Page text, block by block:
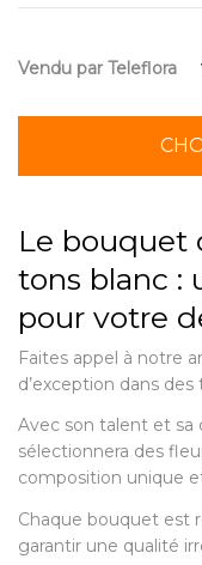
Vendu par Teleflora
Le bouquet
tons blanc :
pour votre
Faites appel à notre
d’exception dans des
Avec son talent et sa
sélectionnera des
composition unique
Chaque bouquet est
garantir une qualité